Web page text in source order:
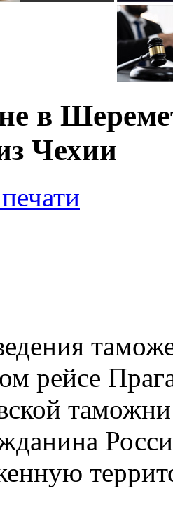
в
Чехии
рейсе